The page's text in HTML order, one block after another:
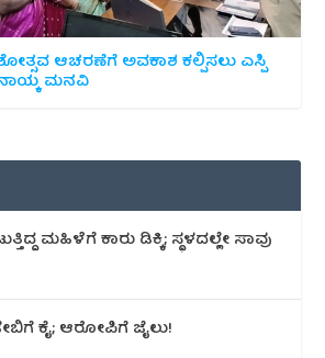
ಆಚರಣೆಗೆ ಅವಕಾಶ ಕಲ್ಪಿಸಲು ಎಸ್ಪಿ
ಮನವಿ
ಮಹಿಳೆಗೆ ಕಾರು ಡಿಕ್ಕಿ; ಸ್ಥಳದಲ್ಲೇ ಸಾವು
ಕೈ; ಆರೋಪಿಗೆ ಜೈಲು!